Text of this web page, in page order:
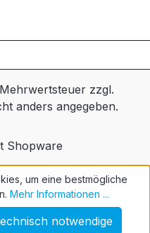
zzgl.
anders angegeben.
Shopware
um eine bestmögliche
Mehr Informationen ...
notwendige